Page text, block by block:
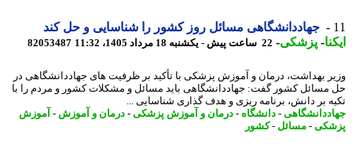
جهاددانشگاهی مسائل روز کشور را شناسایی و حل کند
-پزشکی-22 ساعت پیش - یکشنبه 18 مرداد 1405، 11:32 82053487
بهداشت، درمان و آموزش پزشکی با تأکید بر ظرفیت های جهاددانشگاهی در
کشور گفت: جهاددانشگاهی باید مسائل و مشکلات کشور و مردم را با
بر دانش، برنامه ریزی و هدف گذاری شناسایی ...
-دانشگاه-درمان و آموزش پزشکی-درمان و آموزش-آموزش
-مسائل-کشور